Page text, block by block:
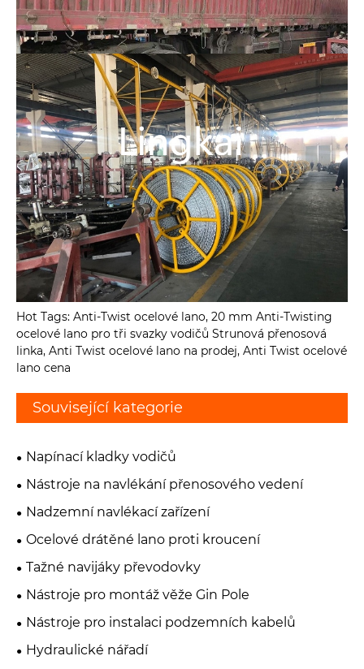
Hot Tags: Anti-Twist ocelové lano, 20 mm Anti-Twisting
ocelové lano pro tři svazky vodičů Strunová přenosová
linka, Anti Twist ocelové lano na prodej, Anti Twist ocelové
lano cena
Související kategorie
Napínací kladky vodičů
Nástroje na navlékání přenosového vedení
Nadzemní navlékací zařízení
Ocelové drátěné lano proti kroucení
Tažné navijáky převodovky
Nástroje pro montáž věže Gin Pole
Nástroje pro instalaci podzemních kabelů
Hydraulické nářadí